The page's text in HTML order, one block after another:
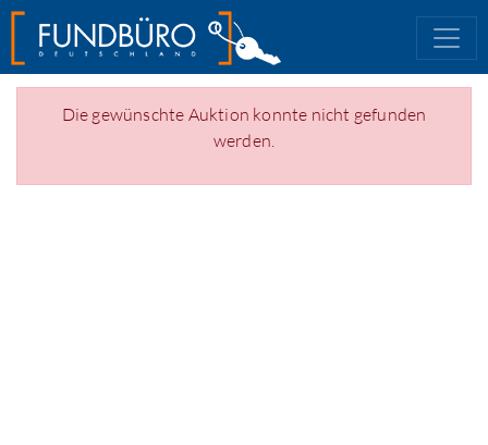
Die gewünschte Auktion konnte nicht gefunden
werden.